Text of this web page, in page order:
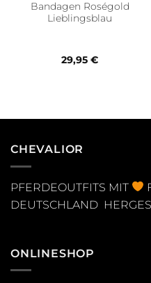
Bandagen Roségold
Lieblingsblau
29,95 €
CHEVALIOR
PFERDEOUTFITS MIT
DEUTSCHLAND
ONLINESHOP